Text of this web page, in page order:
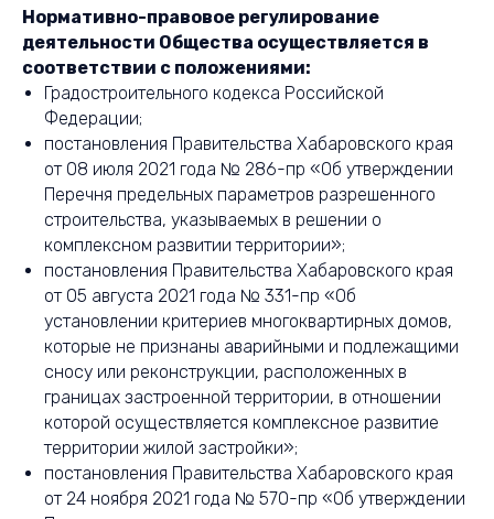
Нормативно-правовое регулирование
деятельности Общества осуществляется в
соответствии с положениями:
Градостроительного кодекса Российской
Федерации;
постановления Правительства Хабаровского края
от 08 июля 2021 года № 286-пр «Об утверждении
Перечня предельных параметров разрешенного
строительства, указываемых в решении о
комплексном развитии территории»;
постановления Правительства Хабаровского края
от 05 августа 2021 года № 331-пр «Об
установлении критериев многоквартирных домов,
которые не признаны аварийными и подлежащими
сносу или реконструкции, расположенных в
границах застроенной территории, в отношении
которой осуществляется комплексное развитие
территории жилой застройки»;
постановления Правительства Хабаровского края
от 24 ноября 2021 года № 570-пр «Об утверждении